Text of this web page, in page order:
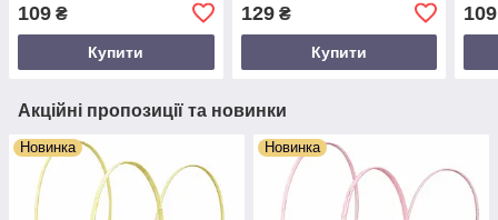
109 ₴
Купити
129₴
Купити
109
Акційні пропозиції та новинки
Новинка Новинка